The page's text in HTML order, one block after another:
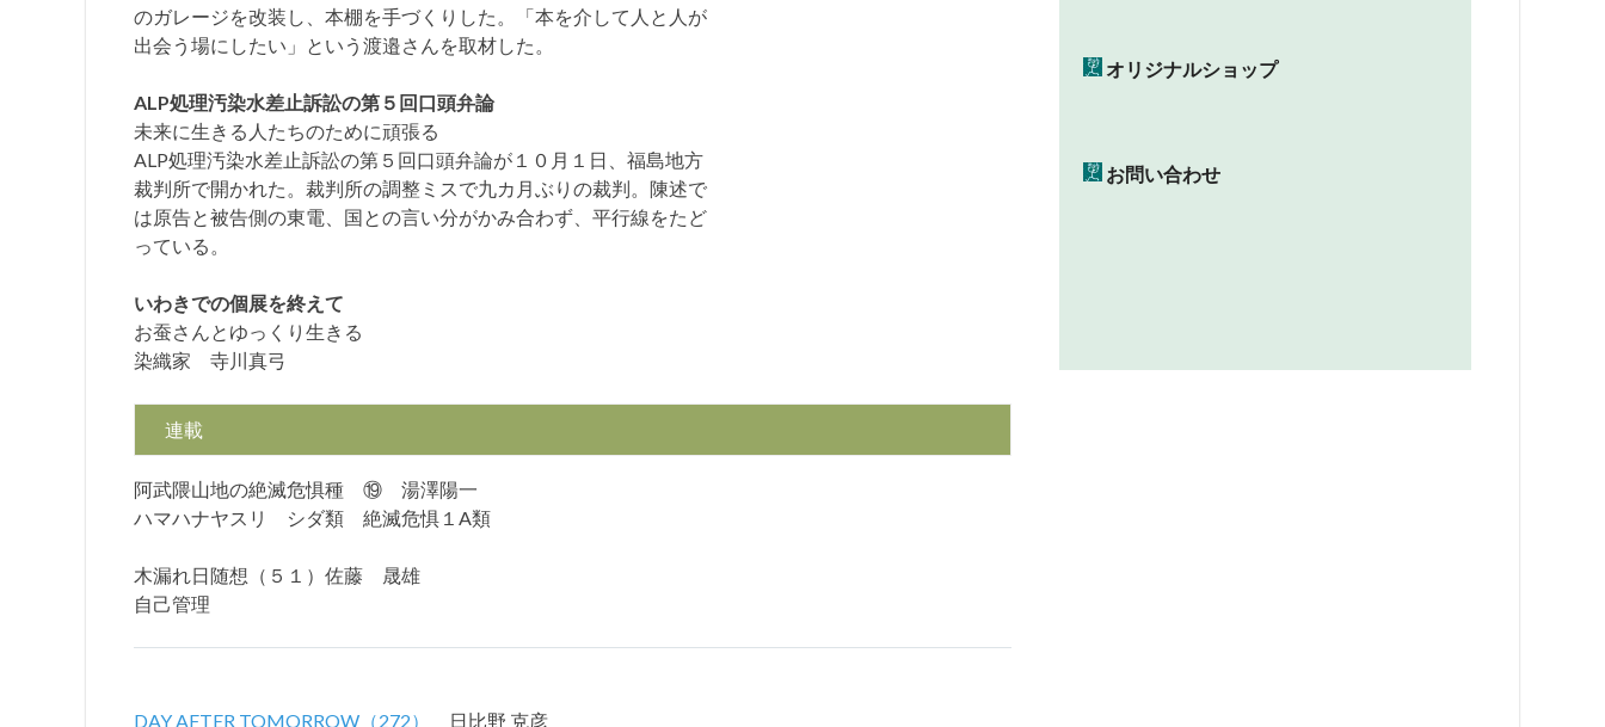
のガレージを改装し、本棚を手づくりした。「本を介して人と人が
出会う場にしたい」という渡邉さんを取材した。
ALP処理汚染水差止訴訟の第５回口頭弁論
未来に生きる人たちのために頑張る
ALP処理汚染水差止訴訟の第５回口頭弁論が１０月１日、福島地方
裁判所で開かれた。裁判所の調整ミスで九カ月ぶりの裁判。陳述で
は原告と被告側の東電、国との言い分がかみ合わず、平行線をたど
っている。
いわきでの個展を終えて
お蚕さんとゆっくり生きる
染織家 寺川真弓
連載
阿武隈山地の絶滅危惧種 ⑲ 湯澤陽一
ハマハナヤスリ シダ類 絶滅危惧１A類
木漏れ日随想（５１）佐藤 晟雄
自己管理
DAY AFTER TOMORROW（272） 日比野 克彦
オリジナルショップ
お問い合わせ